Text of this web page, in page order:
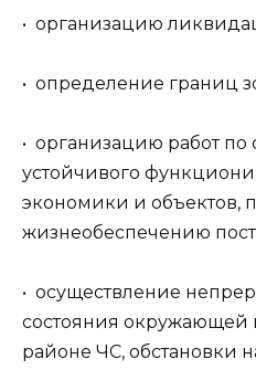
• организацию
• определение границ
• организацию работ
устойчивого
экономики и объектов,
жизнеобеспечению
• осуществление
состояния
районе ЧС, обстановки